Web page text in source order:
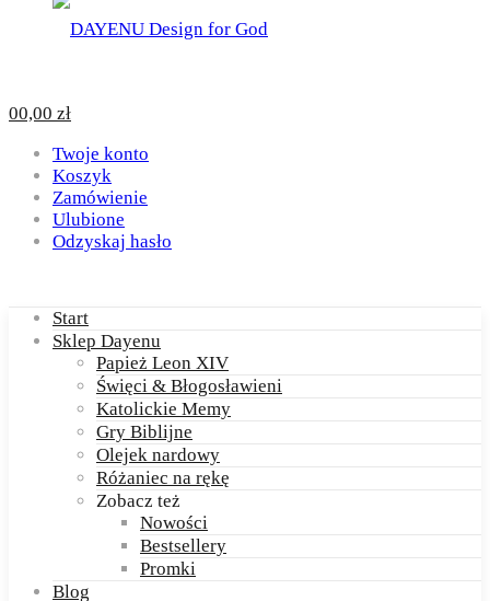
00,00 zł
Twoje konto
Koszyk
Zamówienie
Ulubione
Odzyskaj hasło
Start
Sklep Dayenu
Papież Leon XIV
Święci & Błogosławieni
Katolickie Memy
Gry Biblijne
Olejek nardowy
Różaniec na rękę
Zobacz też
Nowości
Bestsellery
Promki
Blog